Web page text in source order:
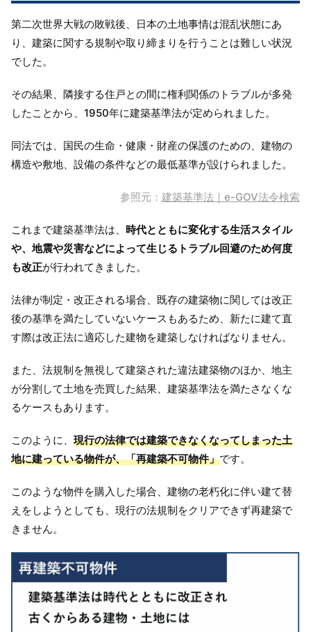
第二次世界大戦の敗戦後、日本の土地事情は混乱状態にあ
り、建築に関する規制や取り締まりを行うことは難しい状況
でした。
その結果、隣接する住戸との間に権利関係のトラブルが多発
したことから、1950年に建築基準法が定められました。
同法では、国民の生命・健康・財産の保護のための、建物の
構造や敷地、設備の条件などの最低基準が設けられました。
参照元： 建築基準法｜e-GOV法令検索
これまで建築基準法は、 時代とともに変化する生活スタイル
や、地震や災害などによって生じるトラブル回避のため何度
も改正が行われてきました。
法律が制定・改正される場合、既存の建築物に関しては改正
後の基準を満たしていないケースもあるため、新たに建て直
す際は改正法に適応した建物を建築しなければなりません。
また、法規制を無視して建築された違法建築物のほか、地主
が分割して土地を売買した結果、建築基準法を満たさなくな
るケースもあります。
このように、 現行の法律では建築できなくなってしまった土
地に建っている物件が、「再建築不可物件」です。
このような物件を購入した場合、建物の老朽化に伴い建て替
えをしようとしても、現行の法規制をクリアできず再建築で
きません。